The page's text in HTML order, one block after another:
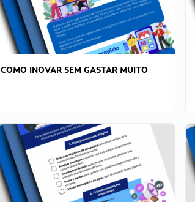
COMO INOVAR SEM GASTAR MUITO